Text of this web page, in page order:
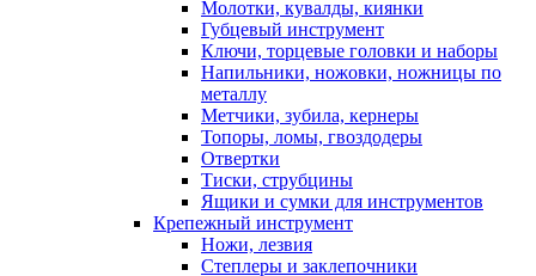
Молотки, кувалды, киянки
Губцевый инструмент
Ключи, торцевые головки и наборы
Напильники, ножовки, ножницы по
металлу
Метчики, зубила, кернеры
Топоры, ломы, гвоздодеры
Отвертки
Тиски, струбцины
Ящики и сумки для инструментов
Крепежный инструмент
Ножи, лезвия
Степлеры и заклепочники